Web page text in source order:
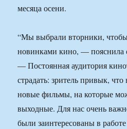
месяца осени.
“Мы выбрали вторники,
новинками кино, — пояснила
— Постоянная аудитория
страдать: зритель привык, что
новые фильмы, на которые
выходные. Для нас очень
были заинтересованы в